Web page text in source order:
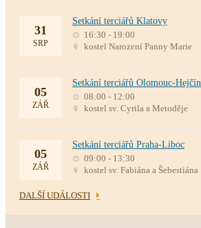
31
SRP
Setkání terciářů Klatovy
16:30 - 19:00
kostel Narození Panny Marie
05
ZÁŘ
Setkání terciářů Olomouc-Hejčín
08:00 - 12:00
kostel sv. Cyrila a Metoděje
05
ZÁŘ
Setkání terciářů Praha-Liboc
09:00 - 13:30
kostel sv. Fabiána a Šebestiána
DALŠÍ UDÁLOSTI